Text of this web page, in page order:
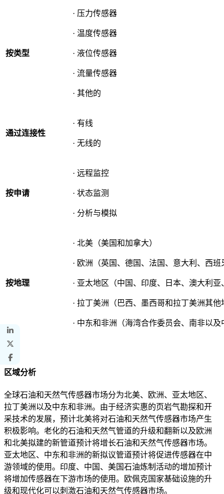
按类型
· 压力传感器
· 温度传感器
· 液位传感器
· 流量传感器
· 其他的
通过连接性
· 有线
· 无线的
按申请
· 远程监控
· 状态监测
· 分析与模拟
按地理
· 北美（美国和加拿大）
· 欧洲（英国、德国、法国、意大利、西
· 亚太地区（中国、印度、日本、澳大利
· 拉丁美洲（巴西、墨西哥和拉丁美洲其他
· 中东和非洲（海湾合作委员会、南非以
区域分析
全球石油和天然气传感器市场分为北美、欧洲、亚太地区、
拉丁美洲以及中东和非洲。由于经济实惠的页岩气勘探和开
采技术的发展，预计北美将对石油和天然气传感器市场产生
积极影响。老化的石油和天然气管道的升级和翻新以及欧洲
和北美拟建的新管道预计将增长石油和天然气传感器市场。
亚太地区、中东和非洲的新拟议管道预计将促进传感器在中
游领域的使用。印度、中国、美国石油炼制活动的增加预计
将增加传感器在下游市场的使用。欧佩克国家基础设施的升
级和现代化可以刺激石油和天然气传感器市场。